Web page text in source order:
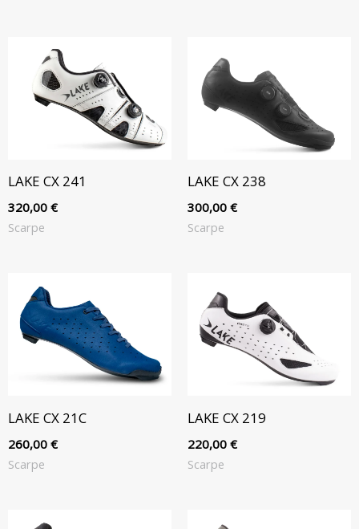
LAKE CX 241
320,00 €
Scarpe
LAKE CX 238
300,00 €
Scarpe
LAKE CX 21C
260,00 €
Scarpe
LAKE CX 219
220,00 €
Scarpe